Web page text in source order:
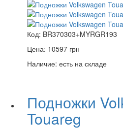
Код: BR370303+MYRGR193
Цена: 10597 грн
Наличие: есть на складе
Подножки
Touareg